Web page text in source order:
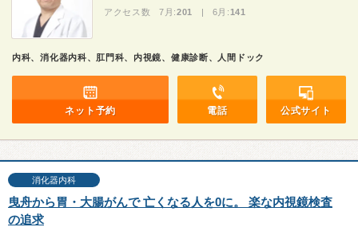
アクセス数 7月:201 | 6月: 141
内科、消化器内科、肛門科、内視鏡、健康診断、人間ドック
ネット予約 電話 公式サイト
消化器内科
曳舟から胃・大腸がんで 亡くなる人を0に。 楽な内視鏡検査
の追求